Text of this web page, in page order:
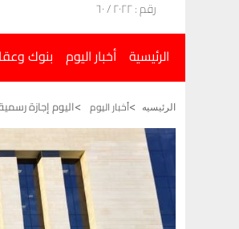
رقم : ٢٠٢٢ / ٦٠
الرئيسية أخبار اليوم بنوك
الرئيسيه أخبار اليوم اليوم إجازة